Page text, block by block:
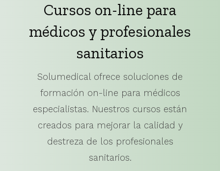
Cursos on-line para
médicos y profesionales
sanitarios
Solumedical ofrece soluciones de
formación on-line para médicos
especialistas. Nuestros cursos están
creados para mejorar la calidad y
destreza de los profesionales
sanitarios.